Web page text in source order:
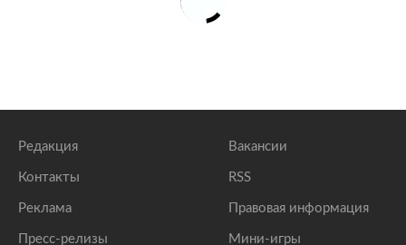
Редакция
Контакты
Реклама
Пресс-релизы
Вакансии
RSS
Правовая информация
Мини-игры